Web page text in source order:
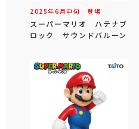
2025年6 月中旬 登場
スーパーマリオ ハテナブ
ロック サウンドバルーン